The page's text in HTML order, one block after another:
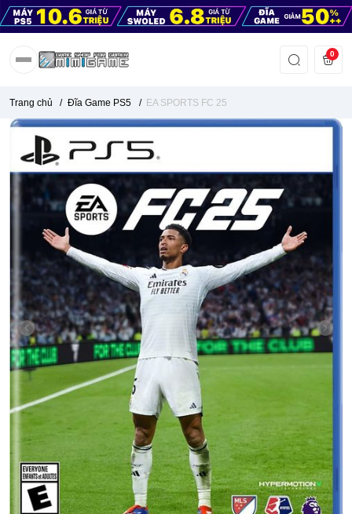
0
Trang chủ / Đĩa Game PS5 / EA SPORTS FC 25